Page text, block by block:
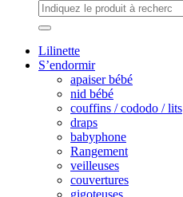
Lilinette
S’endormir
apaiser bébé
nid bébé
couffins / cododo / lits
draps
babyphone
Rangement
veilleuses
couvertures
gigoteuses